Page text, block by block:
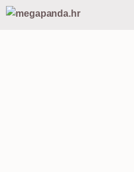
Preskoči